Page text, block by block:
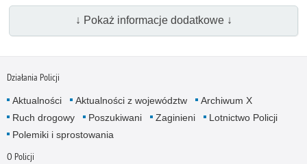
↓ Pokaż informacje dodatkowe ↓
Działania Policji
Aktualności Aktualności z województw
Archiwum X
Ruch drogowy
Poszukiwani Zaginieni
Lotnictwo Policji
Polemiki i sprostowania
O Policji